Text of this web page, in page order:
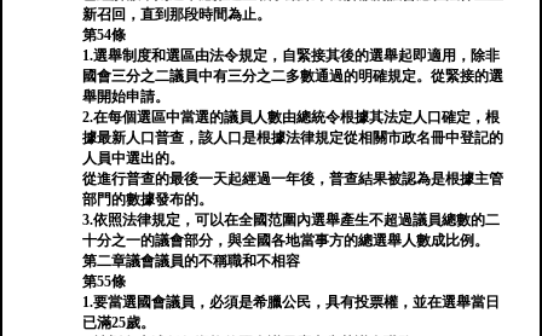
新召回，直到那段時間為止。
第54條
1.選舉制度和選區由法令規定，自緊接其後的選舉起即適用，除非
國會三分之二議員中有三分之二多數通過的明確規定。從緊接的選
舉開始申請。
2.在每個選區中當選的議員人數由總統令根據其法定人口確定，根
據最新人口普查，該人口是根據法律規定從相關市政名冊中登記的
人員中選出的。
從進行普查的最後一天起經過一年後，普查結果被認為是根據主管
部門的數據發布的。
3.依照法律規定，可以在全國范圍內選舉產生不超過議員總數的二
十分之一的議會部分，與全國各地當事方的總選舉人數成比例。
第二章議會議員的不稱職和不相容
第55條
1.要當選國會議員，必須是希臘公民，具有投票權，並在選舉當日
已滿25歲。